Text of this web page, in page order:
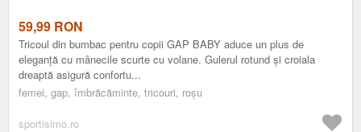
59,99 RON
Tricoul din bumbac pentru copii GAP BABY aduce un plus de
eleganță cu mânecile scurte cu volane. Gulerul rotund și croiala
dreaptă asigură confortu...
femei, gap, îmbrăcăminte, tricouri, roșu
sportisimo.ro